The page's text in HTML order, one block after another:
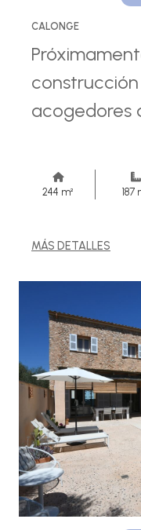
CALONGE
acogedores
244 m² 187
MÁS DETALLES